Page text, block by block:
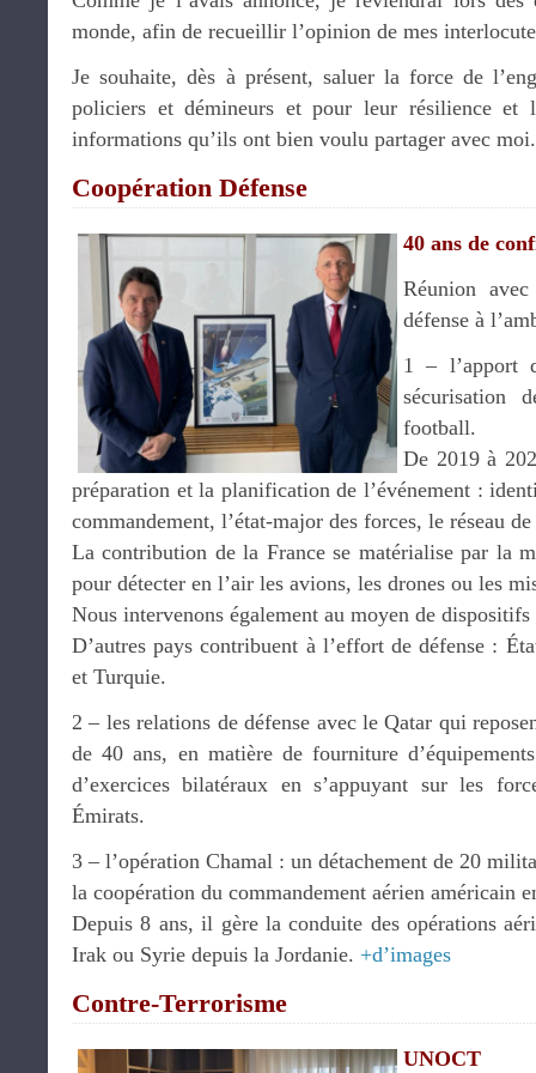
monde, afin de recueillir l’opinion de mes
Je souhaite, dès à présent, saluer la force de
policiers et démineurs et pour leur résilience et
informations qu’ils ont bien voulu partager avec
Coopération Défense
40 ans de
Réunion
défense à
1 – l’apport
sécurisation
football.
De 2019 à
préparation et la planification de l’événement :
commandement, l’état-major des forces, le réseau
La contribution de la France se matérialise par la
pour détecter en l’air les avions, les drones ou les
Nous intervenons également au moyen de
D’autres pays contribuent à l’effort de défense :
et Turquie.
2 – les relations de défense avec le Qatar qui
de 40 ans, en matière de fourniture
d’exercices bilatéraux en s’appuyant sur les
Émirats.
3 – l’opération Chamal : un détachement de 20
la coopération du commandement aérien américain
Depuis 8 ans, il gère la conduite des opérations
Irak ou Syrie depuis la Jordanie. +d’images
Contre-Terrorisme
UNOCT